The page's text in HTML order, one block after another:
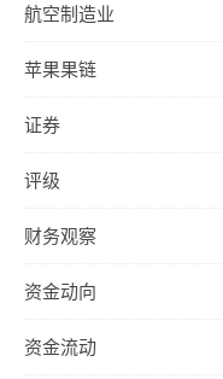
航空制造业
苹果果链
证券
评级
财务观察
资金动向
资金流动